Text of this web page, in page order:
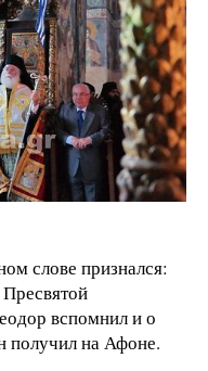
слове признался:
вспомнил и о
получил на Афоне.